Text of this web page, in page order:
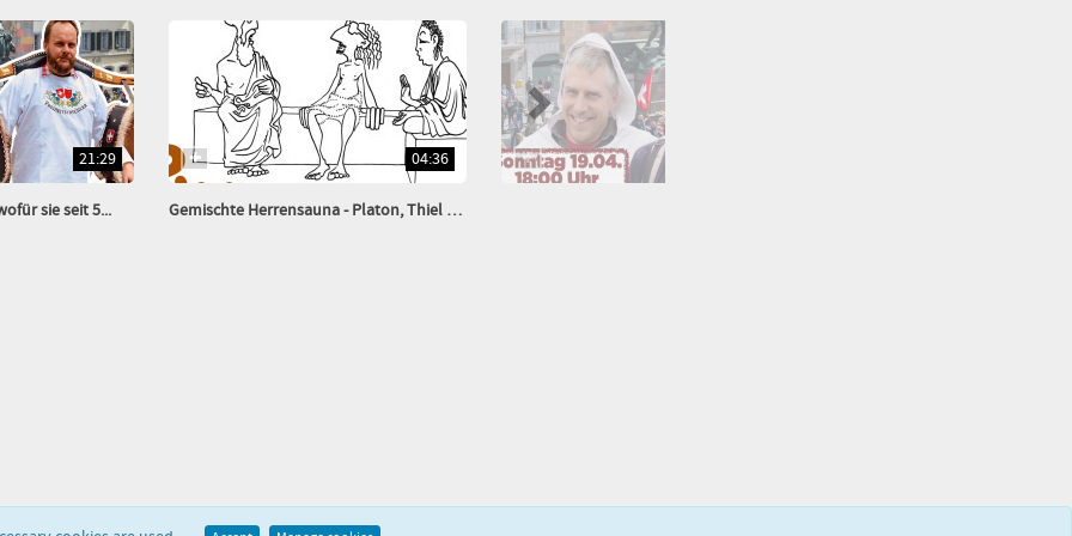
21:29
sie seit 5...
04:36
Gemischte Herrensauna - Platon, Thiel & Buddha...